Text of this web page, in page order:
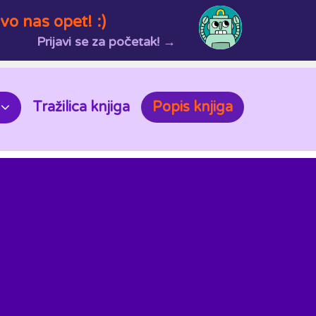
nas opet! :)
Prijavi se za početak! →
Tražilica knjiga Popis knjiga